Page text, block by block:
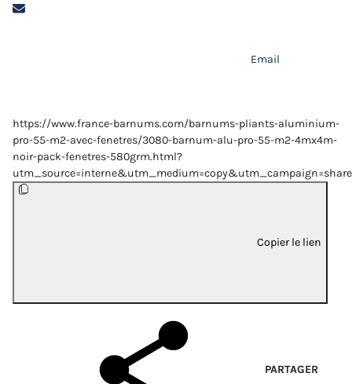
Email
https://www.france-barnums.com/barnums-pliants-aluminium-
pro-55-m2-avec-fenetres/3080-barnum-alu-pro-55-m2-4mx4m-
noir-pack-fenetres-580grm.html?
Copier le lien
PARTAGER